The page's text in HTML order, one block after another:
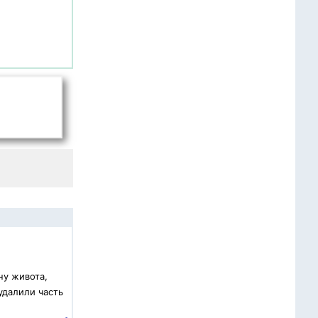
живота,
часть